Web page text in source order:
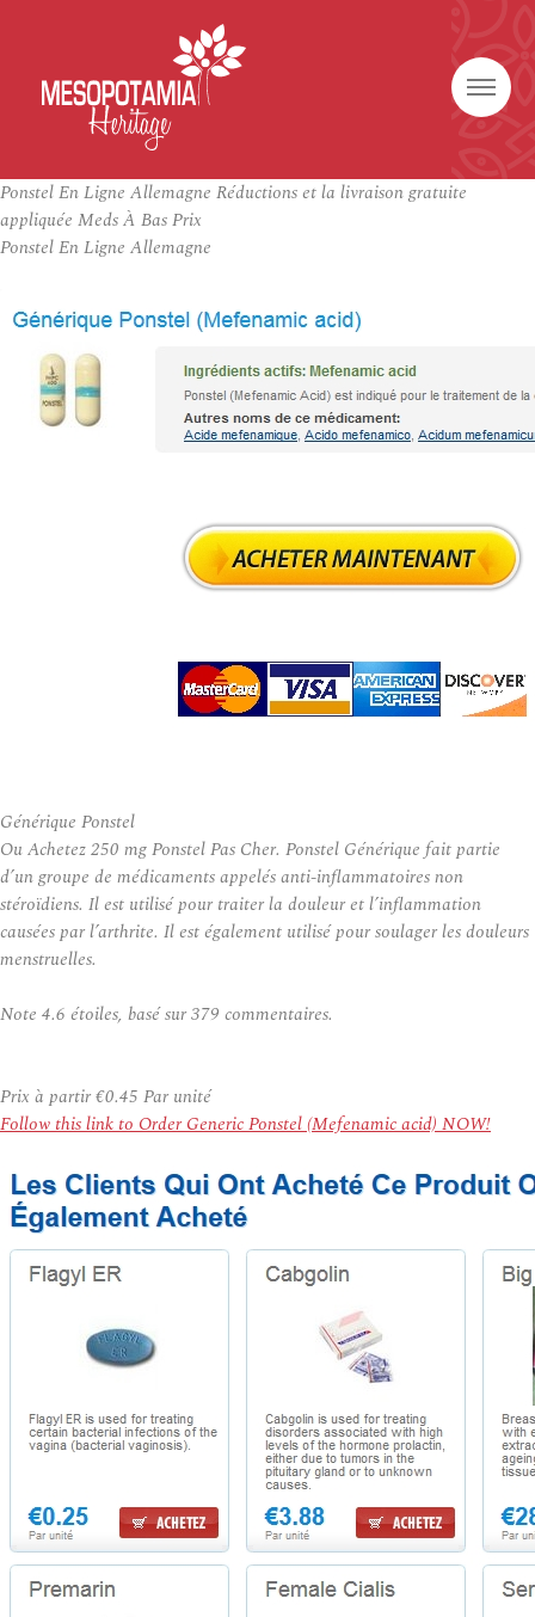
Ponstel En Ligne Allemagne Réductions et la livraison gratuite
appliquée Meds À Bas Prix
Ponstel En Ligne Allemagne
Générique Ponstel
Ou Achetez 250 mg Ponstel Pas Cher. Ponstel Générique fait partie
d’un groupe de médicaments appelés anti-inflammatoires non
stéroïdiens. Il est utilisé pour traiter la douleur et l’inflammation
causées par l’arthrite. Il est également utilisé pour soulager les douleurs
menstruelles.
Note 4.6 étoiles, basé sur379 commentaires.
Prix à partir€0.45 Par unité
Follow this link to Order Generic Ponstel (Mefenamic acid) NOW!